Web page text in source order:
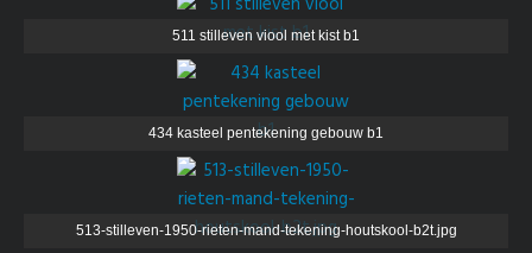
511 stilleven viool met kist b1
434 kasteel pentekening gebouw b1
513-stilleven-1950-rieten-mand-tekening-houtskool-b2t.jpg